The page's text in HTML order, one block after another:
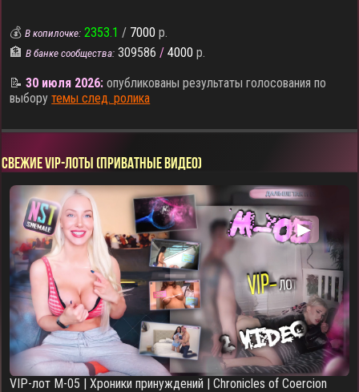
💰В копилочке: 2353.1 / 7000 р.
🏦В банке сообщества: 309586 / 4000 р.
📝30 июля 2026: опубликованы результаты голосования по
выборутемы след. ролика
СВЕЖИЕ VIP-ЛОТЫ (ПРИВАТНЫЕ ВИДЕО)
▶
VIP-лот M-05 | Хроники принуждений | Chronicles of Coercion